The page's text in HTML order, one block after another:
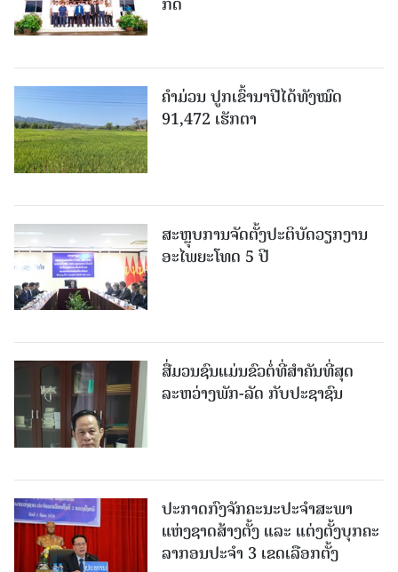
ຄໍາມ່ວນ ປູກເຂົ້ານາປີໄດ້ທັງໝົດ
91,472 ເຮັກຕາ
ສະຫຼຸບການຈັດຕັ້ງປະຕິບັດວຽກງານ
ອະໄພຍະໂທດ 5 ປີ
ສື່ມວນຊົນແມ່ນຂົວຕໍ່ທີ່ສໍາຄັນທີ່ສຸດ
ລະຫວ່າງພັກ-ລັດ ກັບປະຊາຊົນ
ປະກາດກົງຈັກຄະນະປະຈໍາສະພາ
ແຫ່ງຊາດສ້າງຕັ້ງ ແລະ ແຕ່ງຕັ້ງບຸກຄະ
ລາກອນປະຈໍາ 3 ເຂດເລືອກຕັ້ງ